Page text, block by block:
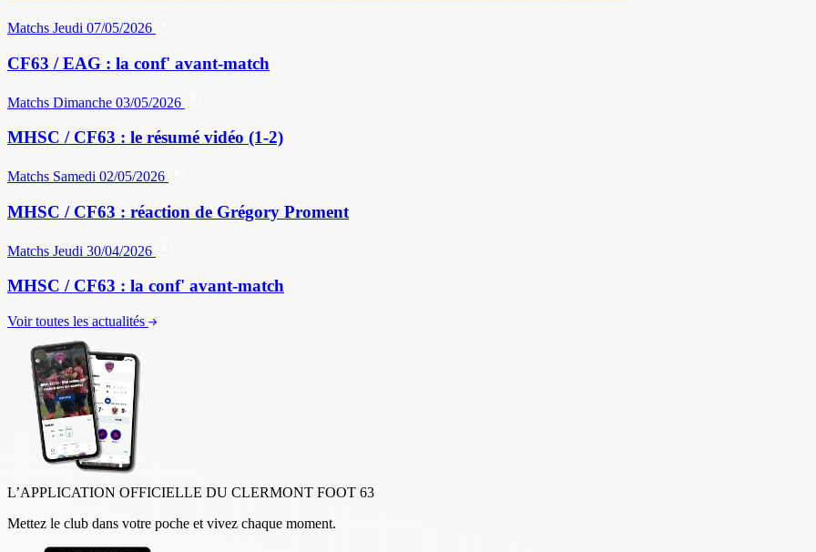
Matchs Jeudi 07/05/2026
CF63 / EAG : la conf' avant-match
Matchs Dimanche 03/05/2026
MHSC / CF63 : le résumé vidéo (1-2)
Matchs Samedi 02/05/2026
MHSC / CF63 : réaction de Grégory Proment
Matchs Jeudi 30/04/2026
MHSC / CF63 : la conf' avant-match
Voir toutes les actualités
L’APPLICATION OFFICIELLE DU CLERMONT FOOT 63
Mettez le club dans votre poche et vivez chaque moment.